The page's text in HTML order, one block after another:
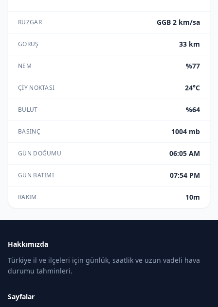
RÜZGAR GGB 2 km/sa
GÖRÜŞ 33 km
NEM %77
ÇIY NOKTASI 24°C
BULUT %64
BASINÇ 1004 mb
GÜN DOĞUMU 06:05 AM
GÜN BATIMI 07:54 PM
RAKIM 10m
Hakkımızda
Türkiye il ve ilçeleri için günlük, saatlik ve uzun vadeli hava
durumu tahminleri.
Sayfalar